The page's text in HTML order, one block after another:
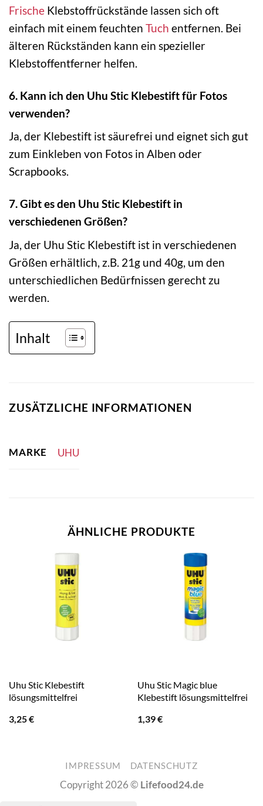
Frische Klebstoffrückstände lassen sich oft
einfach mit einem feuchten Tuch entfernen. Bei
älteren Rückständen kann ein spezieller
Klebstoffentferner helfen.
6. Kann ich den Uhu Stic Klebestift für Fotos
verwenden?
Ja, der Klebestift ist säurefrei und eignet sich gut
zum Einkleben von Fotos in Alben oder
Scrapbooks.
7. Gibt es den Uhu Stic Klebestift in
verschiedenen Größen?
Ja, der Uhu Stic Klebestift ist in verschiedenen
Größen erhältlich, z.B. 21g und 40g, um den
unterschiedlichen Bedürfnissen gerecht zu
werden.
Inhalt
ZUSÄTZLICHE INFORMATIONEN
MARKE UHU
ÄHNLICHE PRODUKTE
Uhu Stic Klebestift
lösungsmittelfrei
3,25€
Uhu Stic Magic blue
Klebestift lösungsmittelfrei
1,39€
IMPRESSUM DATENSCHUTZ
Copyright 2026 © Lifefood24.de